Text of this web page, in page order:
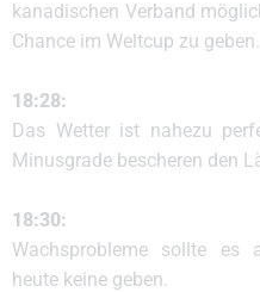
kanadischen Verband
Chance im Weltcup zu geben.
18:28:
Das Wetter ist nahezu
Minusgrade bescheren den
18:30:
Wachsprobleme sollte es
heute keine geben.